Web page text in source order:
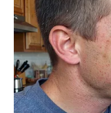
Dementia